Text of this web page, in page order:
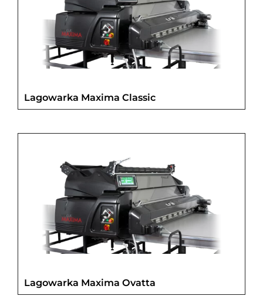
Lagowarka Maxima Classic
Lagowarka Maxima Ovatta